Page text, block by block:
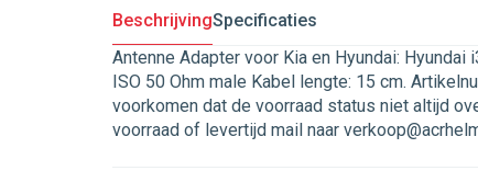
BeschrijvingSpecificaties
Antenne Adapter voor Kia en Hyundai:
ISO 50 Ohm male Kabel lengte: 15 cm.
voorkomen dat de voorraad status niet altijd
voorraad of levertijd mail naar